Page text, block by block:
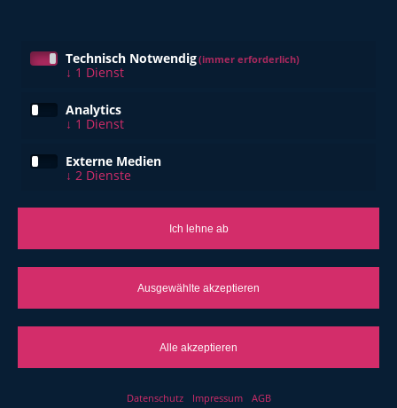
Hier erfahren Sie mehr
Technisch Notwendig(immer erforderlich)
↓ 1 Dienst
Analytics
↓ 1 Dienst
Externe Medien
↓ 2 Dienste
Ich lehne ab
Ausgewählte akzeptieren
Alle akzeptieren
Datenschutz Impressum AGB